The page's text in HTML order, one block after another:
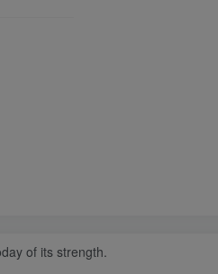
of its strength.